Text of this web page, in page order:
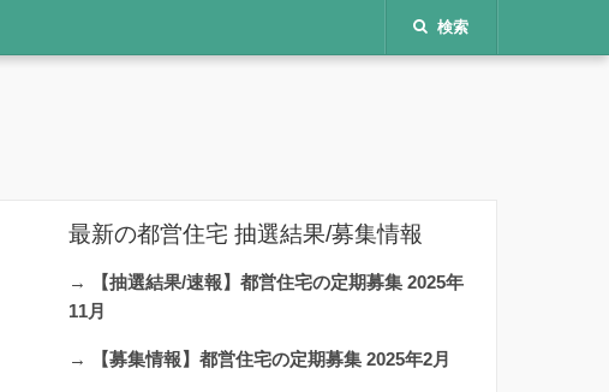
検索
最新の都営住宅 抽選結果/募集情報
→
【抽選結果/速報】都営住宅の定期募集 2025年
11月
→ 【募集情報】都営住宅の定期募集 2025年2月